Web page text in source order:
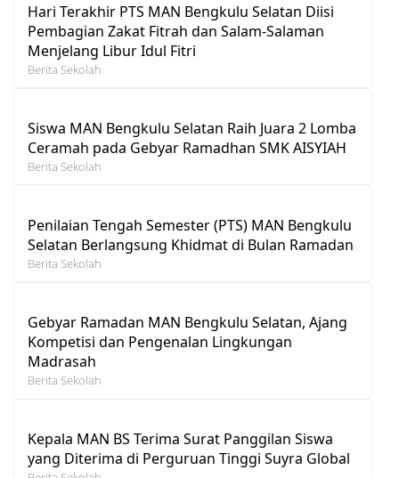
Hari Terakhir PTS MAN Bengkulu Selatan Diisi
Pembagian Zakat Fitrah dan Salam-Salaman
Menjelang Libur Idul Fitri
Berita Sekolah
Siswa MAN Bengkulu Selatan Raih Juara 2 Lomba
Ceramah pada Gebyar Ramadhan SMK AISYIAH
Berita Sekolah
Penilaian Tengah Semester (PTS) MAN Bengkulu
Selatan Berlangsung Khidmat di Bulan Ramadan
Berita Sekolah
Gebyar Ramadan MAN Bengkulu Selatan, Ajang
Kompetisi dan Pengenalan Lingkungan
Madrasah
Berita Sekolah
Kepala MAN BS Terima Surat Panggilan Siswa
yang Diterima di Perguruan Tinggi Suyra Global